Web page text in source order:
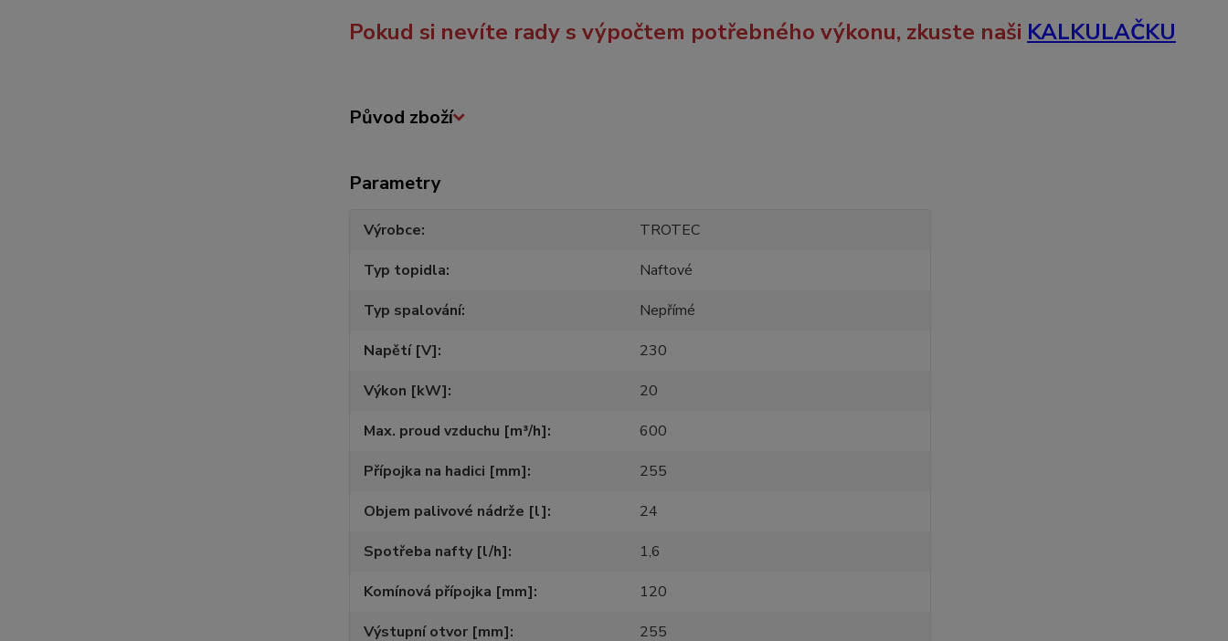
Pokud si nevíte rady s výpočtem potřebného výkonu, zkuste naši KALKULAČKU
Původ zboží
Parametry
Výrobce
TROTEC
Typ topidla
Naftové
Typ spalování
Nepřímé
Napětí [V]
230
Výkon [kW]
20
Max. proud vzduchu [m³/h]
600
Přípojka na hadici [mm]
255
Objem palivové nádrže [l]
24
Spotřeba nafty [l/h]
1,6
Komínová přípojka [mm]
120
Výstupní otvor [mm]
255